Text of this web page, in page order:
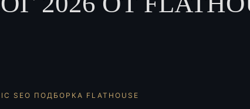
SEO ПОДБОРКА FLATHOUSE